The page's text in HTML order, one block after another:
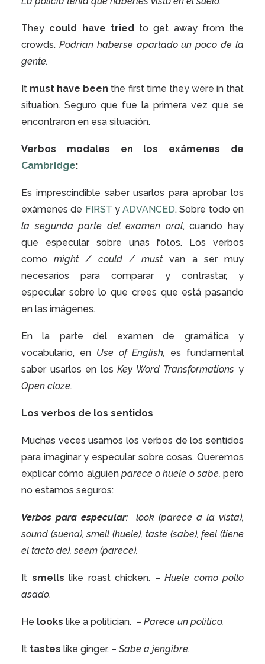
They could have tried to get away from the
crowds. Podrían haberse apartado un poco de la
gente.
It must have been the first time they were in that
situation. Seguro que fue la primera vez que se
encontraron en esa situación.
Verbos modales en los exámenes de
Cambridge:
Es imprescindible saber usarlos para aprobar los
exámenes de FIRST yADVANCED. Sobre todo en
la segunda parte del examen oral, cuando hay
que especular sobre unas fotos. Los verbos
comomight / could / mustvan a ser muy
necesarios para comparar y contrastar, y
especular sobre lo que crees que está pasando
en las imágenes.
En la parte del examen de gramática y
vocabulario, en Use of English, es fundamental
saber usarlos en losKey Word Transformationsy
Open cloze.
Los verbos de los sentidos
Muchas veces usamos los verbos de los sentidos
para imaginar y especular sobre cosas. Queremos
explicar cómo alguien parece o huele o sabe, pero
no estamos seguros:
Verbos para especular:
look (parece a la vista),
sound (suena), smell (huele), taste (sabe), feel (tiene
el tacto de), seem (parece).
It smells like roast chicken. – Huele como pollo
asado.
He looks like a politician. – Parece un político.
It tastes like ginger. – Sabe a jengibre.